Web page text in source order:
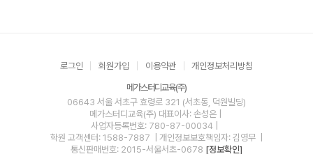
로그인 회원가입 이용약관 개인정보처리방침
메가스터디교육(주)
06643 서울 서초구 효령로 321 (서초동, 덕원빌딩)
메가스터디교육(주) 대표이사: 손성은 |
사업자등록번호: 780-87-00034
학원 고객센터: 1588-7887
| 개인정보보호책임자: 김영무
통신판매번호: 2015-서울서초-0678 [정보확인]